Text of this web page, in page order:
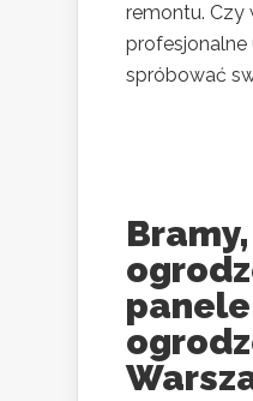
remontu. Czy
profesjonalne
spróbować
Bramy,
panele